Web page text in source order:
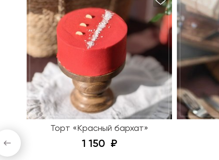
Торт «Красный бархат»
1 150